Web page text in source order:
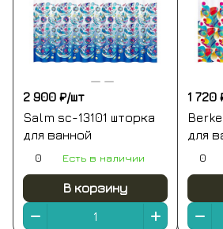
2 900 ₽/шт
Salm sc-13101 шторка
для ванной
0 Есть в наличии
В корзину
1 720
для
0